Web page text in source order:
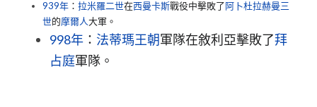
939年 ： 拉米羅二世在西曼卡斯戰役中擊敗了阿卜杜拉赫曼三
世的摩爾人大軍。
998年 ： 法蒂瑪王朝軍隊在敘利亞擊敗了拜
占庭軍隊。